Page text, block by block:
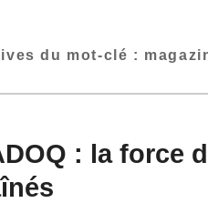
du mot-clé :
: la force